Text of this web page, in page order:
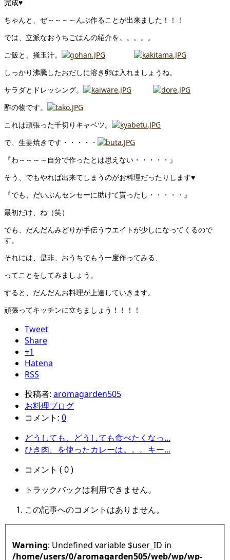
完成♥
ちゃんと、ぜ～～～～んぶ作ることが出来ました！！！
では、立派なおうちごはんの紹介を。。。。。
ご飯と、掻玉汁。
しっかり沸騰したおだしに溶き卵は入れましょうね。
サラダとドレッシング。
酢の物です。
これは頑張った千切りキャベツ。
で、生姜焼きです・・・・・
『わ～～～～自分で作ったとは思えない・・・・・』
そう、でもやれば出来てしまうのがお料理だったりします♥
『でも、だいぶんセンセーに助けて貰ったし・・・・・』
最初だけ、ね（笑）
でも、だんだんみどりが手伝うウエイトが少しになってくるので
す。
それには、是非、おうちでもう一度作ってみる、
ってことをしてみましょう。
すると、だんだんお料理が上達していきます。
頑張ってキッチンに立ちましょう！！！！
Tweet
Share
+1
Hatena
RSS
投稿者: aromagarden505
お料理ブログ
コメント: 0
どうしても、どうしても食べたくなっ...
ひき肉、を使ったカレーは。。。キー...
コメント ( 0 )
トラックバックは利用できません。
この記事へのコメントはありません。
Warning : Undefined variable $user_ID in
/home/users/0/aromagarden505/web/wp/wp-